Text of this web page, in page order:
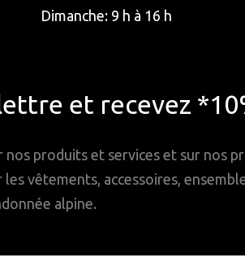
Dimanche: 9 h à 16 h
et recevez
produits et services et sur nos
vêtements, accessoires,
alpine.